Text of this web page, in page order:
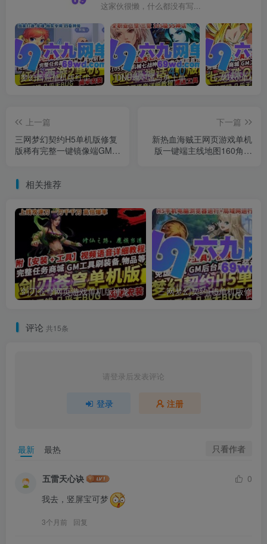
这家伙很懒，什么都没有写...
梦幻西游单机版红尘西游2微变独家打造龙魂抽奖令牌四象神兽 DNF地下城与勇士单机版110级神话版4.0全主线任务龙之庭院机械七战神实验室
上一篇
三网梦幻契约H5单机版修复
版稀有完整一键镜像端GM后
下一篇
新热血海贼王网页游戏单机
版一键端主线地图160角色
相关推荐
剑刃苍穹网页游戏单机版神龙攻速版高倍爆率类天龙八部页游
评论 共15条
请登录后发表评论
登录 注册
最新 最热 只看作者
五雷天心诀
0
我去，竖屏宝可梦
3个月前 回复